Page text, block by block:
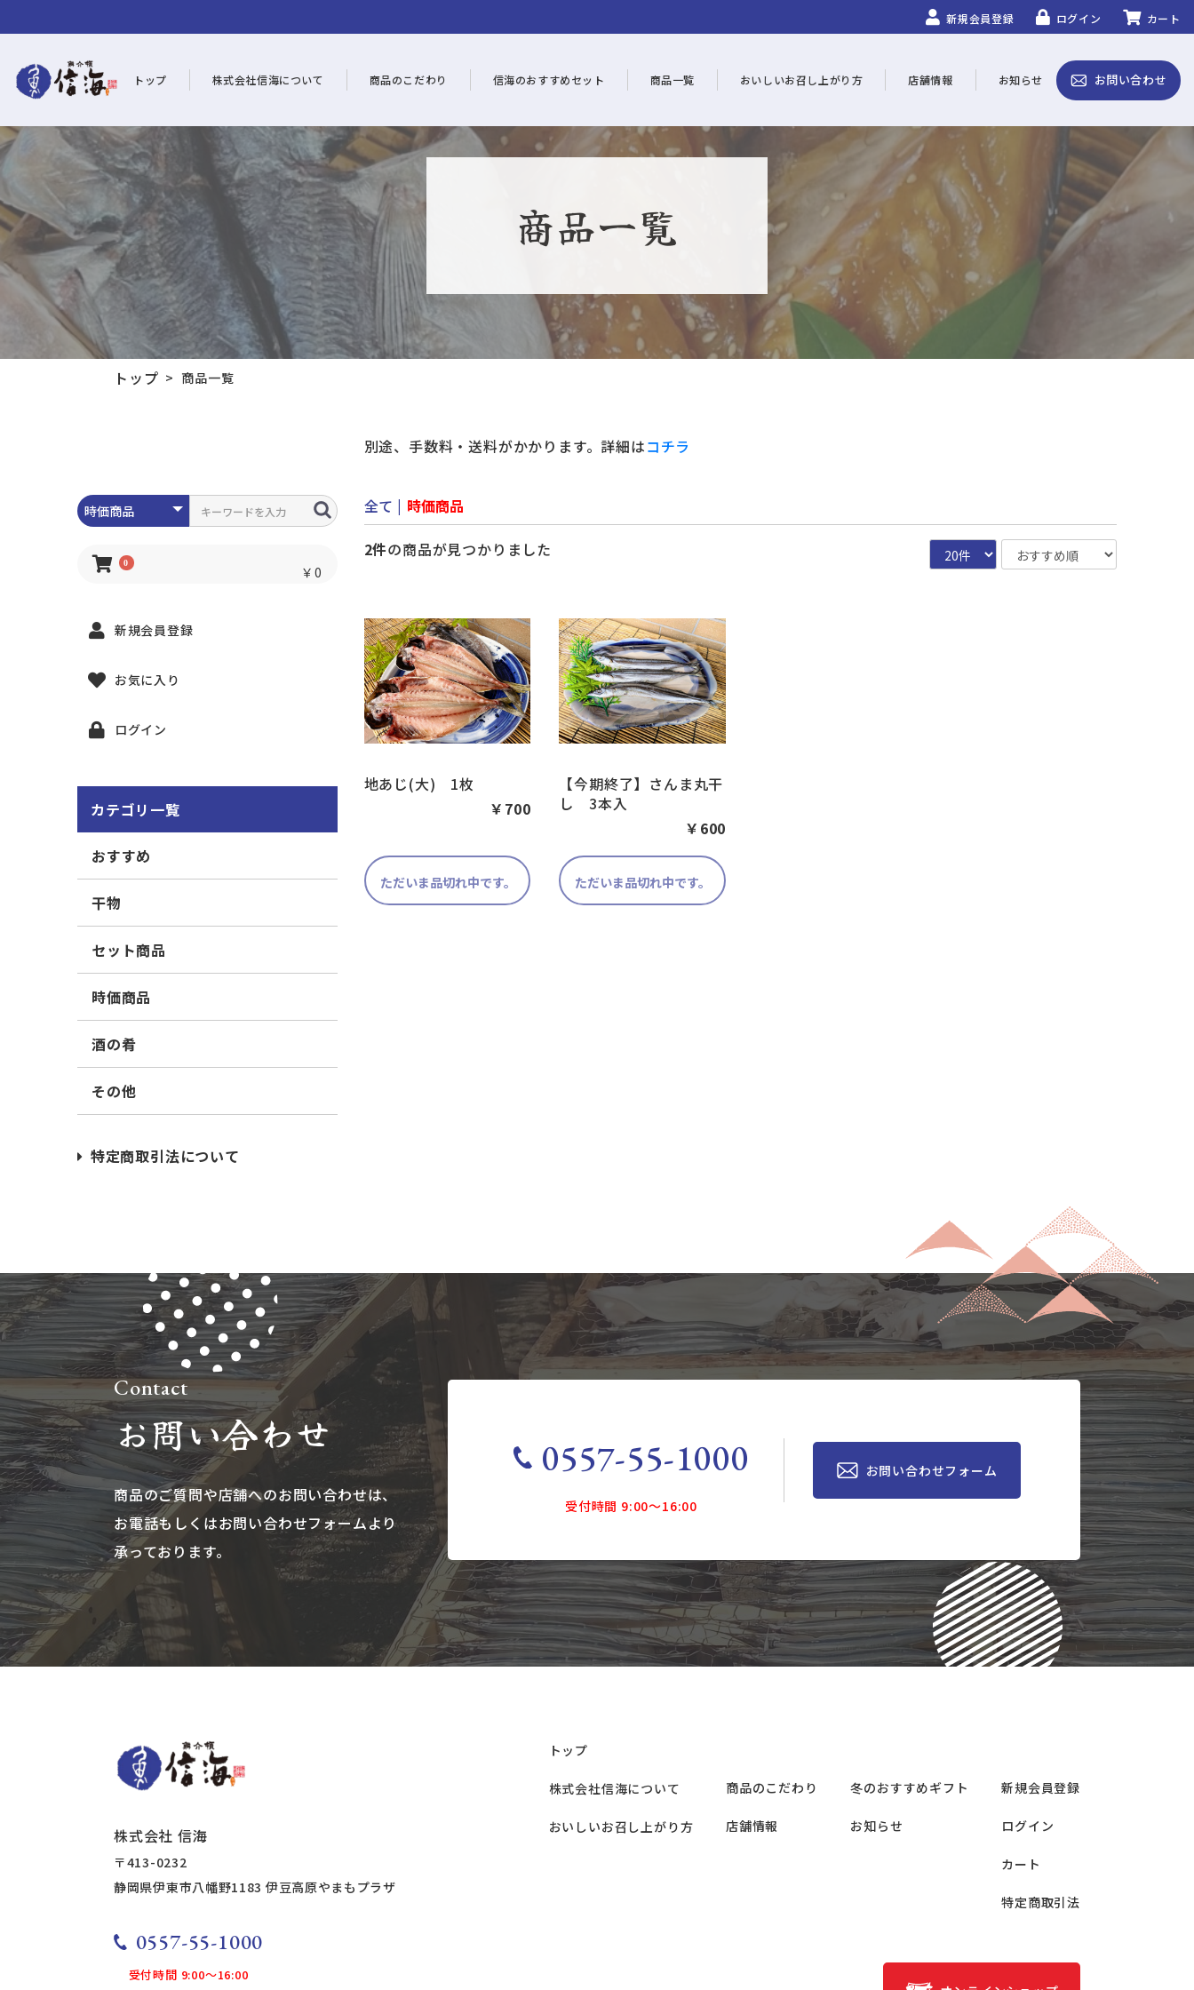
新規会員登録 ログイン カート
トップ 株式会社信海について 商品のこだわり 信海のおすすめセット 商品一覧 おいしいお召し上がり方 店舗情報 お知らせ お問い合わせ
商品一覧
トップ > 商品一覧
0
￥0
新規会員登録
お気に入り
ログイン
カテゴリ一覧
おすすめ
干物
セット商品
時価商品
酒の肴
その他
特定商取引法について
別途、手数料・送料がかかります。詳細はコチラ
全て | 時価商品
2件の商品が見つかりました
地あじ(大) 1枚
￥700
ただいま品切れ中です。
【今期終了】さんま丸干
し 3本入
￥600
ただいま品切れ中です。
Contact
お問い合わせ
商品のご質問や店舗へのお問い合わせは、​​​​​​​
お電話もしくはお問い合わせフォームより
承っております。
0557-55-1000
受付時間 9:00～16:00
お問い合わせ​​フォーム
株式会社 信海
〒413-0232
静岡県伊東市八幡野1183 ​​​​​​​​​​​​伊豆高原やまもプラザ
0557-55-1000
受付時間 9:00～16:00
トップ
株式会社信海について
おいしいお召し上がり方
商品のこだわり
店舗情報
冬のおすすめギフト
お知らせ
新規会員登録
ログイン
カート
特定商取引法